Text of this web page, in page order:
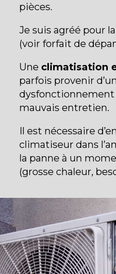
pièces.
Je suis agréé pour
(voir forfait de
Une climatisation
parfois provenir
dysfonctionnement
mauvais entretien.
Il est nécessaire
climatiseur dans
la panne à un
(grosse chaleur,